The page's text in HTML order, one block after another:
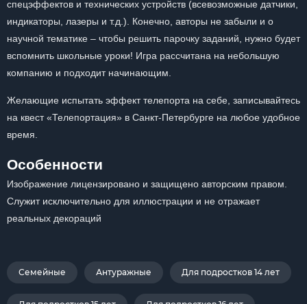
спецэффектов и технических устройств (всевозможные датчики,
индикаторы, лазеры и т.д.). Конечно, авторы не забыли и о
научной тематике – чтобы решить парочку заданий, нужно будет
вспомнить школьные уроки! Игра рассчитана на небольшую
компанию и подходит начинающим.
Желающие испытать эффект телепорта на себе, записывайтесь
на квест «Телепортация» в Санкт-Петербурге на любое удобное
время.
Особенности
Изображение лицензировано и защищено авторским правом.
Служит исключительно для иллюстрации и не отражает
реальных декораций
Семейные Антуражные Для подростков 14 лет